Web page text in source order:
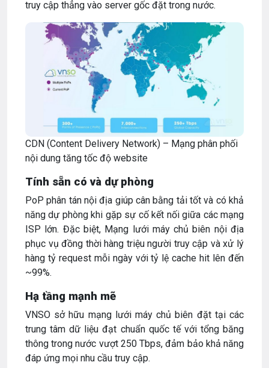
truy cập thẳng vào server gốc đặt trong nước.
CDN (Content Delivery Network) – Mạng phân phối
nội dung tăng tốc độ website
Tính sẵn có và dự phòng
PoP phân tán nội địa giúp cân bằng tải tốt và có khả
năng dự phòng khi gặp sự cố kết nối giữa các mạng
ISP lớn. Đặc biệt, Mạng lưới máy chủ biên nội địa
phục vụ đồng thời hàng triệu người truy cập và xử lý
hàng tỷ request mỗi ngày với tỷ lệ cache hit lên đến
~99%.
Hạ tầng mạnh mẽ
VNSO sở hữu mạng lưới máy chủ biên đặt tại các
trung tâm dữ liệu đạt chuẩn quốc tế với tổng băng
thông trong nước vượt 250 Tbps, đảm bảo khả năng
đáp ứng mọi nhu cầu truy cập.